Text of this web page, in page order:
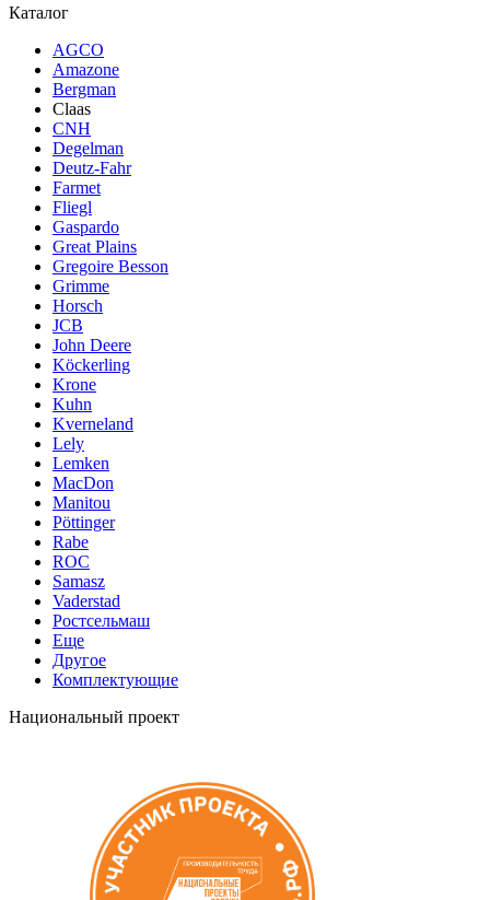
Каталог
AGCO
Amazone
Bergman
Claas
CNH
Degelman
Deutz-Fahr
Farmet
Fliegl
Gaspardo
Great Plains
Gregoire Besson
Grimme
Horsch
JCB
John Deere
Köckerling
Krone
Kuhn
Kverneland
Lely
Lemken
MacDon
Manitou
Pöttinger
Rabe
ROC
Samasz
Vaderstad
Ростсельмаш
Еще
Другое
Комплектующие
Национальный проект